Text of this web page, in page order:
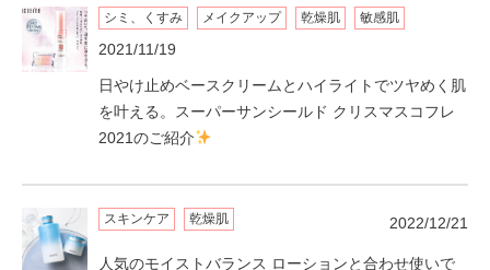
シミ、くすみ メイクアップ 乾燥肌 敏感肌
2021/11/19
日やけ止めベースクリームとハイライトでツヤめく肌
を叶える。スーパーサンシールド クリスマスコフレ
2021のご紹介
スキンケア 乾燥肌 2022/12/21
人気のモイストバランス ローションと合わせ使いで